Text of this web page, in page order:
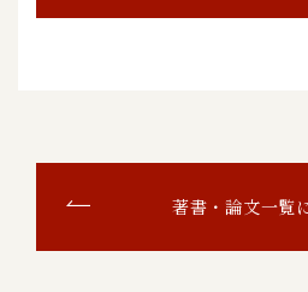
著書・論文一覧